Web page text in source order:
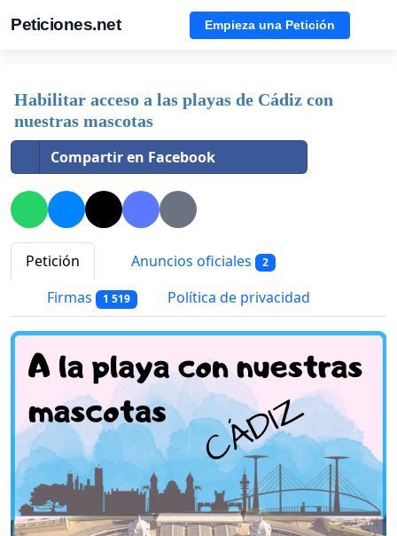
Peticiones.net Empieza una Petición
Habilitar acceso a las playas de Cádiz con
nuestras mascotas
Compartir en Facebook
Petición Anuncios oficiales 2
Firmas 1 519 Política de privacidad